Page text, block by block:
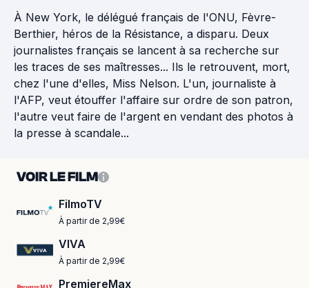
À New York, le délégué français de l'ONU, Fèvre-
Berthier, héros de la Résistance, a disparu. Deux
journalistes français se lancent à sa recherche sur
les traces de ses maîtresses... Ils le retrouvent, mort,
chez l'une d'elles, Miss Nelson. L'un, journaliste à
l'AFP, veut étouffer l'affaire sur ordre de son patron,
l'autre veut faire de l'argent en vendant des photos à
la presse à scandale...
VOIR LE FILM
FilmoTV
À partir de 2,99€
VIVA
À partir de 2,99€
PremiereMax